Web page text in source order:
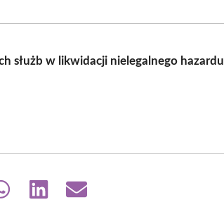
służb w likwidacji nielegalnego hazardu
Share
Share
Share